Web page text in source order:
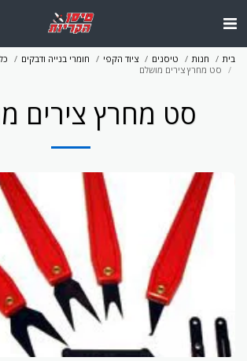
בית חנות טיסנים ציוד הקפי חומרי בנייה ודבקים
סט מחרץ צירים מושלם
סט מחרץ צירים